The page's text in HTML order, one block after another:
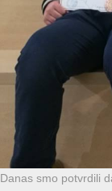
Danas smo potvrdili